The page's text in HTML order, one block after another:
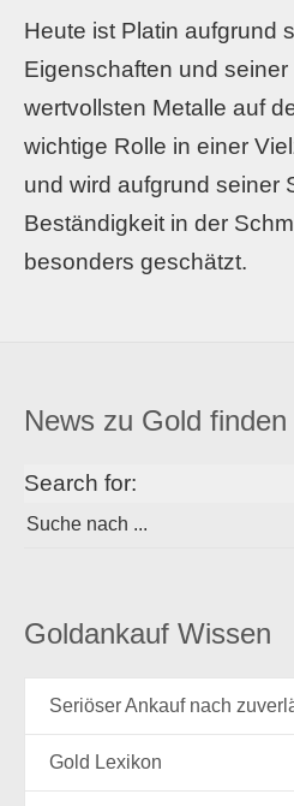
Heute ist Platin aufgrund
Eigenschaften und
wertvollsten Metalle auf
wichtige Rolle in einer
und wird aufgrund seiner
Beständigkeit in der
besonders geschätzt.
News zu Gold finden
Search for:
Goldankauf Wissen
Seriöser Ankauf nach
Gold Lexikon